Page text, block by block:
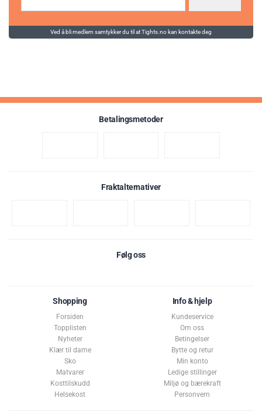
(43)av 5 mulige
Ved å bli medlem samtykker du til at Tights.no kan kontakte deg
Betalingsmetoder
Fraktalternativer
Følg oss
Shopping
Forsiden
Topplisten
Nyheter
Klær til dame
Sko
Matvarer
Kosttilskudd
Helsekost
Info & hjelp
Kundeservice
Om oss
Betingelser
Bytte og retur
Min konto
Ledige stillinger
Miljø og bærekraft
Personvern